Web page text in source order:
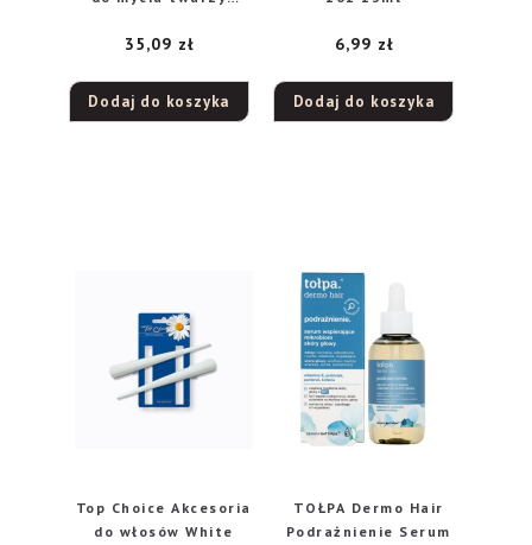
100ml
35,09 zł
Dodaj do koszyka
6,99 zł
Dodaj do koszyka
Top Choice Akcesoria
do włosów White
TOŁPA Dermo Hair
Podrażnienie Serum